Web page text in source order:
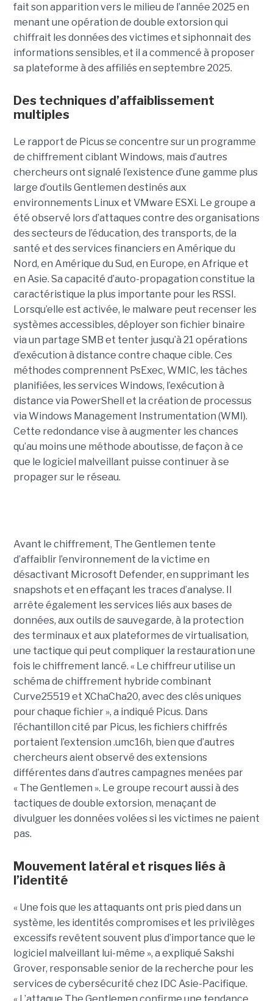
fait son apparition vers le milieu de l’année 2025 en
menant une opération de double extorsion qui
chiffrait les données des victimes et siphonnait des
informations sensibles, et il a commencé à proposer
sa plateforme à des affiliés en septembre 2025.
Des techniques d’affaiblissement
multiples
Le rapport de Picus se concentre sur un programme
de chiffrement ciblant Windows, mais d’autres
chercheurs ont signalé l’existence d’une gamme plus
large d’outils Gentlemen destinés aux
environnements Linux et VMware ESXi. Le groupe a
été observé lors d’attaques contre des organisations
des secteurs de l’éducation, des transports, de la
santé et des services financiers en Amérique du
Nord, en Amérique du Sud, en Europe, en Afrique et
en Asie. Sa capacité d’auto-propagation constitue la
caractéristique la plus importante pour les RSSI.
Lorsqu’elle est activée, le malware peut recenser les
systèmes accessibles, déployer son fichier binaire
via un partage SMB et tenter jusqu’à 21 opérations
d’exécution à distance contre chaque cible. Ces
méthodes comprennent PsExec, WMIC, les tâches
planifiées, les services Windows, l’exécution à
distance via PowerShell et la création de processus
via Windows Management Instrumentation (WMI).
Cette redondance vise à augmenter les chances
qu’au moins une méthode aboutisse, de façon à ce
que le logiciel malveillant puisse continuer à se
propager sur le réseau.
Avant le chiffrement, The Gentlemen tente
d’affaiblir l’environnement de la victime en
désactivant Microsoft Defender, en supprimant les
snapshots et en effaçant les traces d’analyse. Il
arrête également les services liés aux bases de
données, aux outils de sauvegarde, à la protection
des terminaux et aux plateformes de virtualisation,
une tactique qui peut compliquer la restauration une
fois le chiffrement lancé. « Le chiffreur utilise un
schéma de chiffrement hybride combinant
Curve25519 et XChaCha20, avec des clés uniques
pour chaque fichier », a indiqué Picus. Dans
l’échantillon cité par Picus, les fichiers chiffrés
portaient l’extension .umc16h, bien que d’autres
chercheurs aient observé des extensions
différentes dans d’autres campagnes menées par
« The Gentlemen ». Le groupe recourt aussi à des
tactiques de double extorsion, menaçant de
divulguer les données volées si les victimes ne paient
pas.
Mouvement latéral et risques liés à
l’identité
« Une fois que les attaquants ont pris pied dans un
système, les identités compromises et les privilèges
excessifs revêtent souvent plus d’importance que le
logiciel malveillant lui-même », a expliqué Sakshi
Grover, responsable senior de la recherche pour les
services de cybersécurité chez IDC Asie-Pacifique.